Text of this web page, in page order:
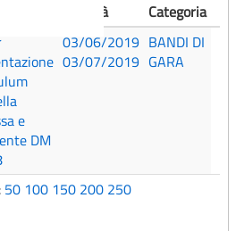
Validità
Categoria
e
DM
03/06/2019
03/07/2019
BANDI DI
GARA
50 100 150 200 250